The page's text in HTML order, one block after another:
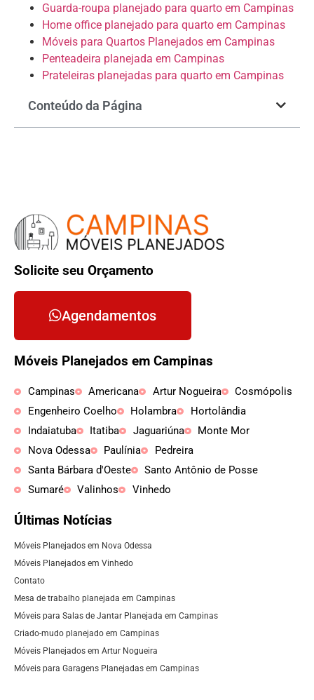
Guarda-roupa planejado para quarto em Campinas
Home office planejado para quarto em Campinas
Móveis para Quartos Planejados em Campinas
Penteadeira planejada em Campinas
Prateleiras planejadas para quarto em Campinas
Conteúdo da Página
Solicite seu Orçamento
Agendamentos
Móveis Planejados em Campinas
Campinas Americana Artur Nogueira
Cosmópolis
Engenheiro Coelho
Holambra
Hortolândia
Indaiatuba
Itatiba Jaguariúna
Monte Mor
Nova Odessa
Paulínia
Pedreira
Santa Bárbara d'Oeste
Santo Antônio de Posse
Sumaré
Valinhos Vinhedo
Últimas Notícias
Móveis Planejados em Nova Odessa
Móveis Planejados em Vinhedo
Contato
Mesa de trabalho planejada em Campinas
Móveis para Salas de Jantar Planejada em Campinas
Criado-mudo planejado em Campinas
Móveis Planejados em Artur Nogueira
Móveis para Garagens Planejadas em Campinas